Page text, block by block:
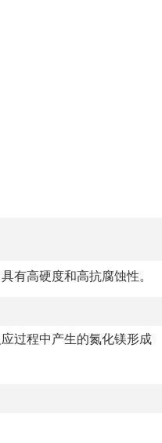
有高硬度和高抗腐蚀性。
过程中产生的氮化镁形成